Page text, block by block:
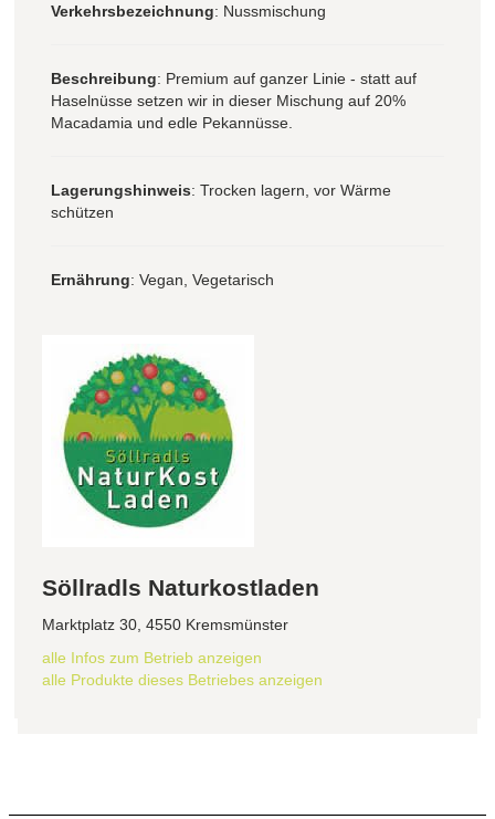
Verkehrsbezeichnung: Nussmischung
Beschreibung: Premium auf ganzer Linie - statt auf
Haselnüsse setzen wir in dieser Mischung auf 20%
Macadamia und edle Pekannüsse.
Lagerungshinweis: Trocken lagern, vor Wärme
schützen
Ernährung: Vegan, Vegetarisch
Söllradls Naturkostladen
Marktplatz 30, 4550 Kremsmünster
alle Infos zum Betrieb anzeigen
alle Produkte dieses Betriebes anzeigen